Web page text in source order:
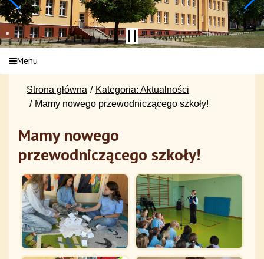
Menu
Strona główna
Kategoria: Aktualności
Mamy nowego przewodniczącego szkoły!
Mamy nowego
przewodniczącego szkoły!